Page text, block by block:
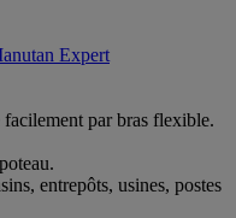
Expert
par bras flexible.
entrepôts, usines, postes